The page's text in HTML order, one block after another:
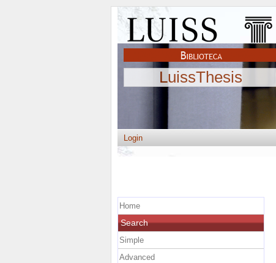
LuissThesis
Login
Home
Search
Simple
Advanced